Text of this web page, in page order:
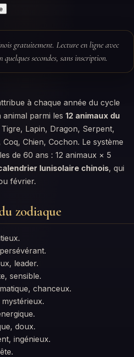
gratuitement. Lecture en ligne avec
secondes, sans inscription.
à chaque année du cycle
animal parmi les 12 animaux du
Lapin, Dragon, Serpent,
Chien, Cochon. Le système
de 60 ans : 12 animaux × 5
lunisolaire chinois, qui
février.
zodiaque
leader.
sensible.
chanceux.
doux.
ingénieux.